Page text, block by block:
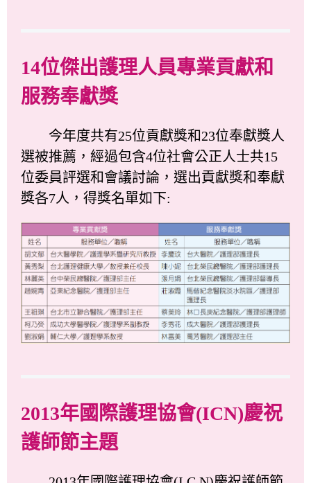
14位傑出護理人員專業貢獻和
服務奉獻獎
今年度共有25位貢獻獎和23位奉獻獎人
選被推薦，經過包含4位社會公正人士共15
位委員評選和會議討論，選出貢獻獎和奉獻
獎各7人，得獎名單如下:
2013年國際護理協會(ICN)慶祝
護師節主題